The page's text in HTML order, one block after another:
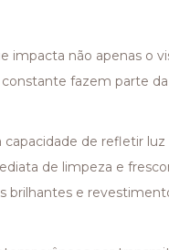
não apenas o
fazem parte
de refletir
de limpeza e
brilhantes e